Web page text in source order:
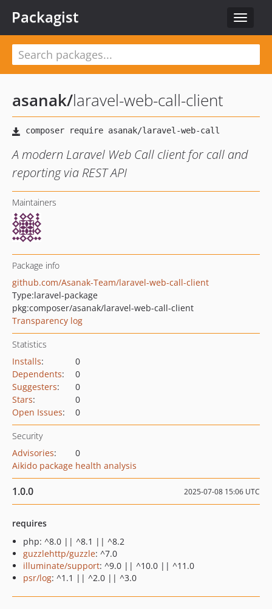
Toggle
Packagist
asanak/laravel-web-call-client
A modern Laravel Web Call client for call and
reporting via REST API
Maintainers
Package info
github.com/Asanak-Team/laravel-web-call-client
Type:laravel-package
pkg:composer/asanak/laravel-web-call-client
Transparency log
Statistics
Installs:
0
Dependents:
0
Suggesters:
0
Stars:
0
Open Issues: 0
Security
Advisories:
0
Aikido package health analysis
1.0.0 2025-07-08 15:06 UTC
requires
php: ^8.0 || ^8.1 || ^8.2
guzzlehttp/guzzle: ^7.0
illuminate/support: ^9.0 || ^10.0 || ^11.0
psr/log: ^1.1 || ^2.0 || ^3.0